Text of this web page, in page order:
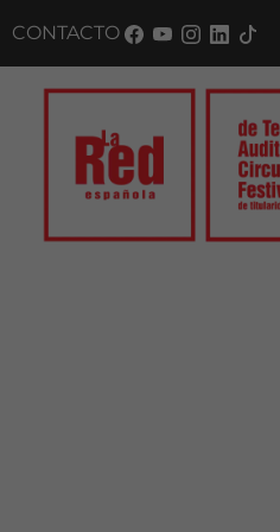
CONTACTO
NUESTROS BOLETINES|